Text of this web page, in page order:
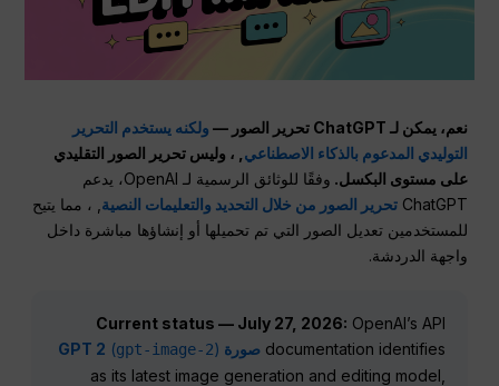
نعم، يمكن لـ ChatGPT تحرير الصور —
ولكنه يستخدم التحرير
التوليدي المدعوم بالذكاء الاصطناعي , ، وليس تحرير الصور التقليدي
على مستوى البكسل.
وفقًا للوثائق الرسمية لـ OpenAI، يدعم
ChatGPT تحرير الصور من خلال التحديد والتعليمات النصية , ، مما يتيح
للمستخدمين تعديل الصور التي تم تحميلها أو إنشاؤها مباشرة داخل
واجهة الدردشة.
Current status — July 27, 2026: OpenAI’s API
documentation identifies صورة GPT 2 (gpt-image-2)
as its latest image generation and editing model,